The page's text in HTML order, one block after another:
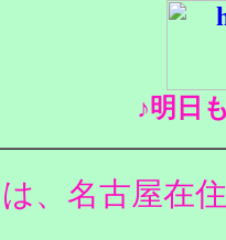
♪明日
、名古屋在